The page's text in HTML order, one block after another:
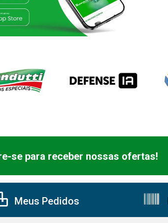
se para receber nossas ofertas!
Meus Pedidos